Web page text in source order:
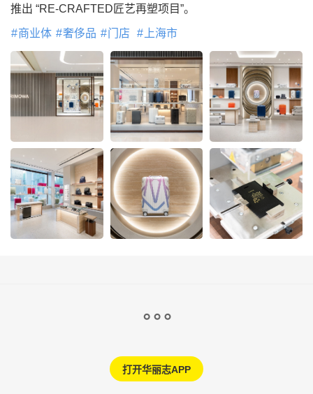
推出 “RE-CRAFTED匠艺再塑项目”。
商业体 奢侈品 门店 上海市
打开华丽志APP